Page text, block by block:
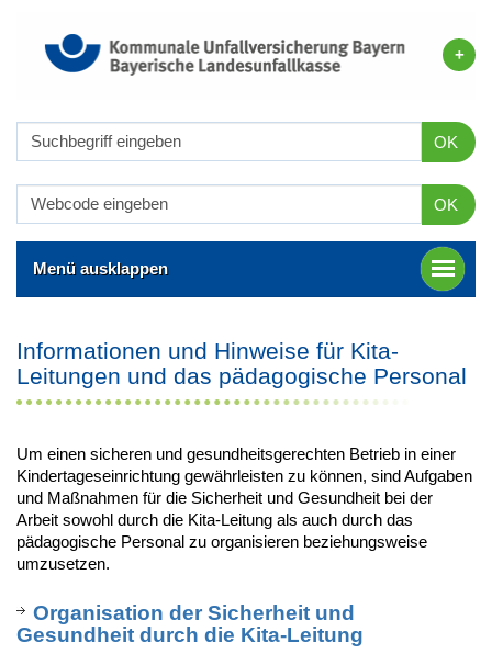
OK
OK
Menü ausklappen
Informationen und Hinweise für Kita-
Leitungen und das pädagogische Personal
Um einen sicheren und gesundheitsgerechten Betrieb in einer
Kindertageseinrichtung gewährleisten zu können, sind Aufgaben
und Maßnahmen für die Sicherheit und Gesundheit bei der
Arbeit sowohl durch die Kita-Leitung als auch durch das
pädagogische Personal zu organisieren beziehungsweise
umzusetzen.
Organisation der Sicherheit und
Gesundheit durch die Kita-Leitung